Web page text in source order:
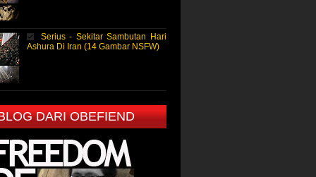
Serius - Sekitar Sambutan Hari
Ashura Di Iran (14 Gambar NSFW)
DARI OBEFIEND